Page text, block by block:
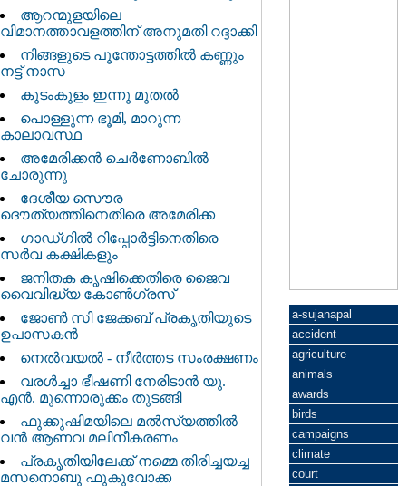
ആറന്മുളയിലെ
വിമാനത്താവളത്തിന്‌ അനുമതി റദ്ദാക്കി
നിങ്ങളുടെ പൂന്തോട്ടത്തിൽ കണ്ണും
നട്ട് നാസ
കൂടംകുളം ഇന്നു മുതൽ
പൊള്ളുന്ന ഭൂമി, മാറുന്ന
കാലാവസ്ഥ
അമേരിക്കൻ ചെർണോബിൽ
ചോരുന്നു
ദേശീയ സൌര
ദൌത്യത്തിനെതിരെ അമേരിക്ക
ഗാഡ്ഗില്‍ റിപ്പോര്‍ട്ടിനെതിരെ
സര്‍വ കക്ഷികളും
ജനിതക കൃഷിക്കെതിരെ ജൈവ
വൈവിദ്ധ്യ കോൺഗ്രസ്
ജോണ്‍ സി ജേക്കബ് പ്രകൃതിയുടെ
ഉപാസകന്‍
നെല്‍വയൽ ‍- നീര്‍ത്തട സംരക്ഷണം
വരള്‍ച്ചാ ഭീഷണി നേരിടാന്‍ യു.
എൻ. മുന്നൊരുക്കം തുടങ്ങി
ഫുക്കുഷിമയിലെ മൽസ്യത്തിൽ
വൻ ആണവ മലിനീകരണം
പ്രകൃതിയിലേക്ക് നമ്മെ തിരിച്ചയച്ച
മസനൊബു ഫുകുവോക്ക
a-sujanapal
accident
agriculture
animals
awards
birds
campaigns
climate
court